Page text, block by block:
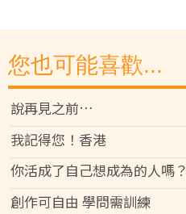
您也可能喜歡...
說再見之前…
我記得您！香港
你活成了自己想成為的人嗎？
創作可自由 學問需訓練